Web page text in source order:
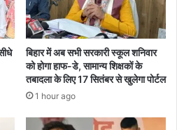
बिहार में अब सभी सरकारी स्कूल शनिवार
को होगा हाफ-डे, सामान्य शिक्षकों के
तबादला के लिए 17 सितंबर से खुलेगा पोर्टल
1 hour ago